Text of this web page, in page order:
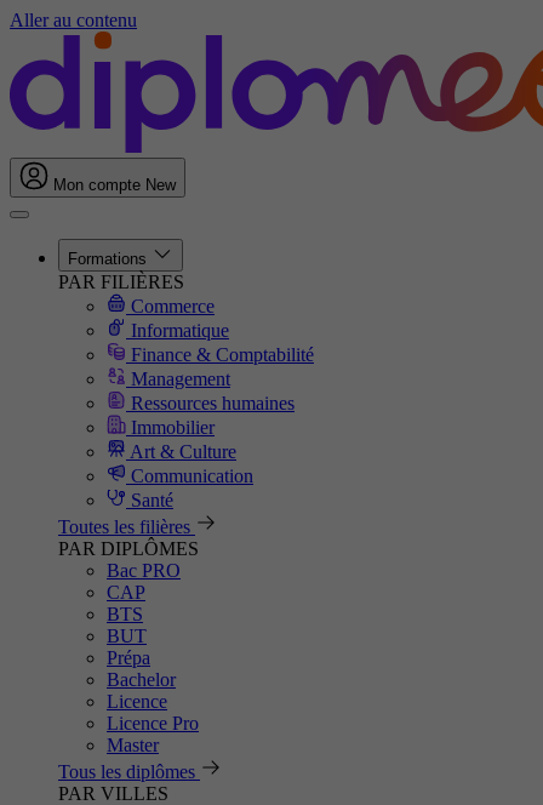
Aller au contenu
Mon compte New
Formations
PAR FILIÈRES
Commerce
Informatique
Finance & Comptabilité
Management
Ressources humaines
Immobilier
Art & Culture
Communication
Santé
Toutes les filières
PAR DIPLÔMES
Bac PRO
CAP
BTS
BUT
Prépa
Bachelor
Licence
Licence Pro
Master
Tous les diplômes
PAR VILLES